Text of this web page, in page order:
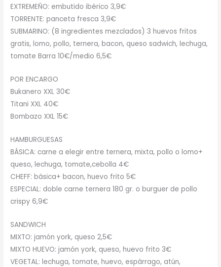
EXTREMEÑO: embutido ibérico 3,9€
TORRENTE: panceta fresca 3,9€
SUBMARINO: (8 ingredientes mezclados) 3 huevos fritos
gratis, lomo, pollo, ternera, bacon, queso sadwich, lechuga,
tomate Barra 10€/medio 6,5€
POR ENCARGO
Bukanero XXL 30€
Titani XXL 40€
Bombazo XXL 15€
HAMBURGUESAS
BÁSICA: carne a elegir entre ternera, mixta, pollo o lomo+
queso, lechuga, tomate,cebolla 4€
CHEFF: básica+ bacon, huevo frito 5€
ESPECIAL: doble carne ternera 180 gr. o burguer de pollo
crispy 6,9€
SANDWICH
MIXTO: jamón york, queso 2,5€
MIXTO HUEVO: jamón york, queso, huevo frito 3€
VEGETAL: lechuga, tomate, huevo, espárrago, atún,